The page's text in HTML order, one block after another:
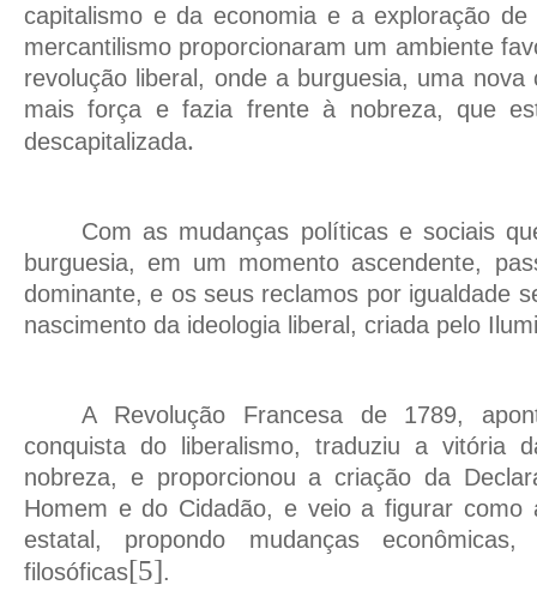
capitalismo e da economia e a exploração
mercantilismo proporcionaram um ambiente
revolução liberal, onde a burguesia, uma nova
mais força e fazia frente à nobreza, que
descapitalizada.
Com as mudanças políticas e sociais
burguesia, em um momento ascendente,
dominante, e os seus reclamos por igualdade
nascimento da ideologia liberal, criada pelo
A Revolução Francesa de 1789,
conquista do liberalismo, traduziu a vitória
nobreza, e proporcionou a criação da
Homem e do Cidadão, e veio a figurar como
estatal, propondo mudanças
filosóficas[5].